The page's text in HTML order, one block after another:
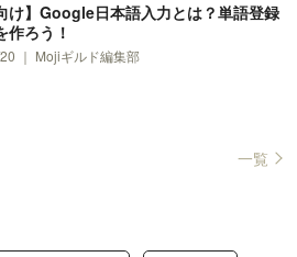
け】Google日本語入力とは？単語登録
作ろう！
｜ Mojiギルド編集部
一覧